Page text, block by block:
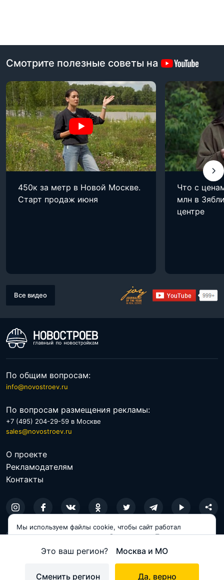
Это ваш регион? Москва и МО
Сменить регион Да, верно
Смотрите полезные советы на
450к за метр в Новой Москве.
Старт продаж июня
Что с
млн в
центре
Все видео
По общим вопросам:
info@novostroev.ru
По вопросам размещения рекламы:
+7 (495) 204-29-59 в Москве
sales@novostroev.ru
О проекте
Рекламодателям
Контакты
© 2026 NOVOSTROEV.RU
Политика обработки персональных данных
Мы используем файлы cookie, чтобы сайт работал
корректно и становился удобнее для вас. Продолжая
Принимаю